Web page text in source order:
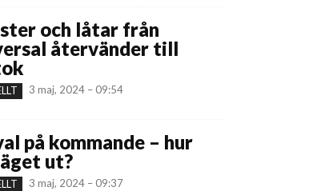
och låtar från
återvänder till
3 maj, 2024 – 09:54
på kommande – hur
ut?
3 maj, 2024 – 09:37